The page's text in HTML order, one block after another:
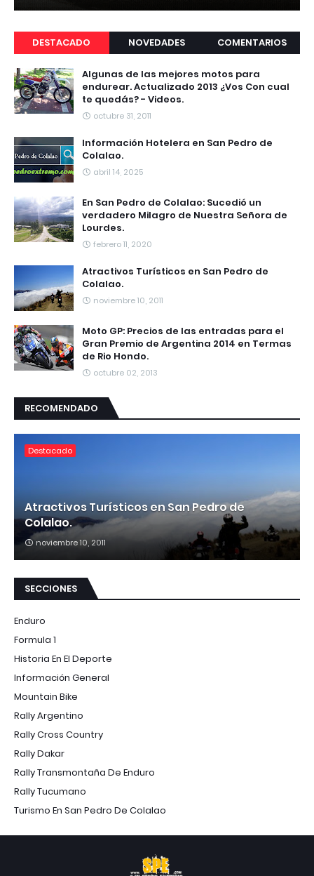
DESTACADO NOVEDADES COMENTARIOS
Algunas de las mejores motos para
endurear. Actualizado 2013 ¿Vos Con cual
te quedás? - Videos.
octubre 31, 2011
Información Hotelera en San Pedro de
Colalao.
abril 14, 2025
En San Pedro de Colalao: Sucedió un
verdadero Milagro de Nuestra Señora de
Lourdes.
febrero 11, 2020
Atractivos Turísticos en San Pedro de
Colalao.
noviembre 10, 2011
Moto GP: Precios de las entradas para el
Gran Premio de Argentina 2014 en Termas
de Rio Hondo.
octubre 02, 2013
RECOMENDADO
Destacado
Atractivos Turísticos en San Pedro de
Colalao.
noviembre 10, 2011
SECCIONES
Enduro
Formula 1
Historia En El Deporte
Información General
Mountain Bike
Rally Argentino
Rally Cross Country
Rally Dakar
Rally Transmontaña De Enduro
Rally Tucumano
Turismo En San Pedro De Colalao